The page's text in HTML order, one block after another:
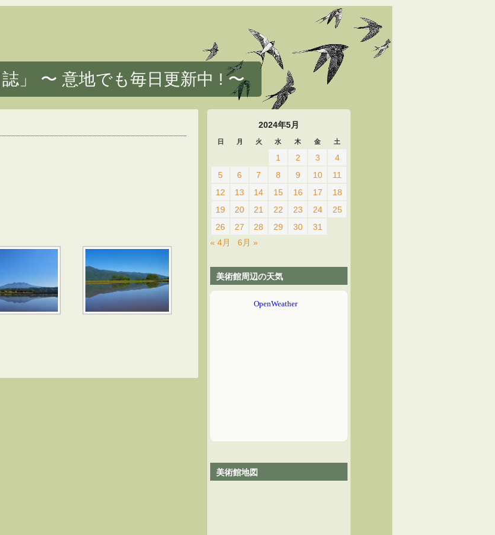
」 〜 意地でも毎日更新中 ! 〜
2024年5月
日 月 火 水 木 金 土
1 2 3
4
5
6 7 8 9 10
11
12
13 14 15 16 17
18
19
20 21 22 23 24
25
26
27 28 29 30
31
« 4月
6月 »
美術館周辺の天気
美術館地図